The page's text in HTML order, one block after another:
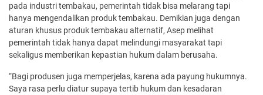
pada industri tembakau, pemerintah tidak bisa melarang tapi
hanya mengendalikan produk tembakau. Demikian juga dengan
aturan khusus produk tembakau alternatif, Asep melihat
pemerintah tidak hanya dapat melindungi masyarakat tapi
sekaligus memberikan kepastian hukum dalam berusaha.
“Bagi produsen juga memperjelas, karena ada payung hukumnya.
Saya rasa perlu diatur supaya tertib hukum dan kesadaran